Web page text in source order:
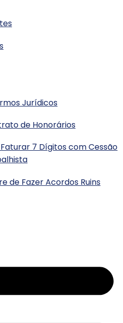
Jurídicos
de Honorários
7 Dígitos com Cessão
de Fazer Acordos Ruins